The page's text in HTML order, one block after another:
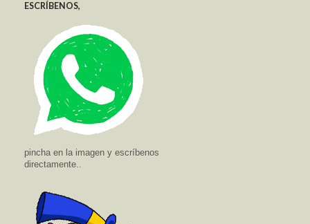
ESCRÍBENOS,
pincha en la imagen y escríbenos
directamente..